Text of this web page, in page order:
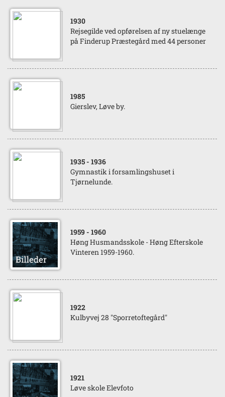
1930
Rejsegilde ved opførelsen af ny stuelænge
på Finderup Præstegård med 44 personer
1985
Gierslev, Løve by.
1935 - 1936
Gymnastik i forsamlingshuset i
Tjørnelunde.
1959 - 1960
Høng Husmandsskole - Høng Efterskole
Vinteren 1959-1960.
1922
Kulbyvej 28 "Sporretoftegård"
1921
Løve skole Elevfoto